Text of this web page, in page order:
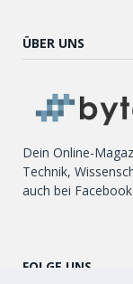
ÜBER UNS
Dein Online-
Technik,
auch bei
FOLGE UNS